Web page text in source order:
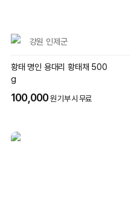
강원 인제군
황태 명인 용대리 황태채 500
g
100,000원 기부 시 무료